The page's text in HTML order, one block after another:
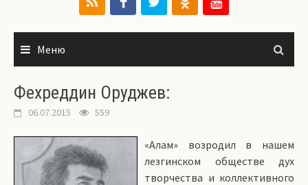
Меню
Фехреддин Оруджев:
06.07.2015 559
«Алам» возродил в нашем
лезгинском обществе дух
творчества и коллективного